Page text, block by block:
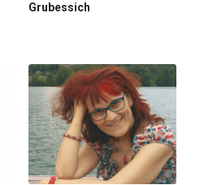
Grubessich